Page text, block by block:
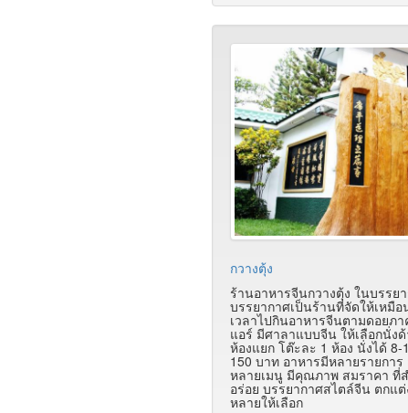
กวางตุ้ง
ร้านอาหารจีนกวางตุ้ง ในบรรย
บรรยากาศเป็นร้านที่จัดให้เหมื
เวลาไปกินอาหารจีนตามดอยภ
แอร์ มีศาลาแบบจีน ให้เลือกนั่ง
ห้องแยก โต๊ะละ 1 ห้อง นั่งได้
150 บาท อาหารมีหลายรายกา
หลายเมนู มีคุณภาพ สมราคา ที่
อร่อย บรรยากาศสไตล์จีน ตกแ
หลายให้เลือก